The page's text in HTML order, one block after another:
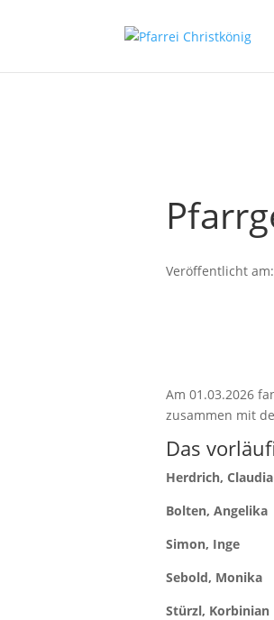
Veröffentlicht
Am 01.03.2026
zusammen mit
Das
Herdrich, Claudia
Bolten, Angelika
Simon, Inge
Sebold, Monika
Stürzl, Korbinian